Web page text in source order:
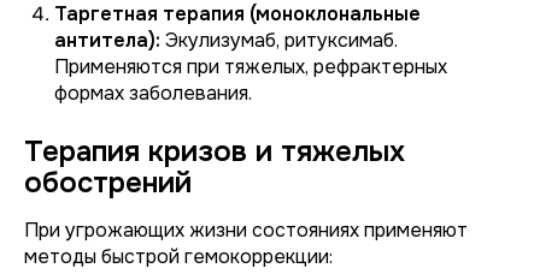
Таргетная терапия (моноклональные
антитела): Экулизумаб, ритуксимаб.
Применяются при тяжелых, рефрактерных
формах заболевания.
Терапия кризов и тяжелых
обострений
При угрожающих жизни состояниях применяют
методы быстрой гемокоррекции: